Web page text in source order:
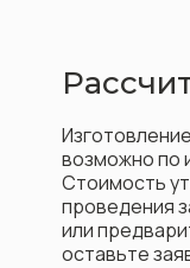
возможно по
Стоимость
проведения
или
оставьте